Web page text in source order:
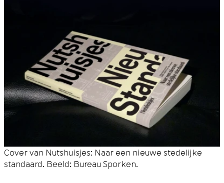
Cover van Nutshuisjes: Naar een nieuwe stedelijke
standaard. Beeld: Bureau Sporken.